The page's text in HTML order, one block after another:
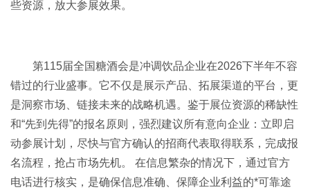
些资源，放大参展效果。
第115届全国糖酒会是冲调饮品企业在2026下半年不容
错过的行业盛事。它不仅是展示产品、拓展渠道的平台，更
是洞察市场、链接未来的战略机遇。鉴于展位资源的稀缺性
和“先到先得”的报名原则，强烈建议所有意向企业：立即启
动参展计划，尽快与官方确认的招商代表取得联系，完成报
名流程，抢占市场先机。 在信息繁杂的情况下，通过官方
电话进行核实，是确保信息准确、保障企业利益的*可靠途